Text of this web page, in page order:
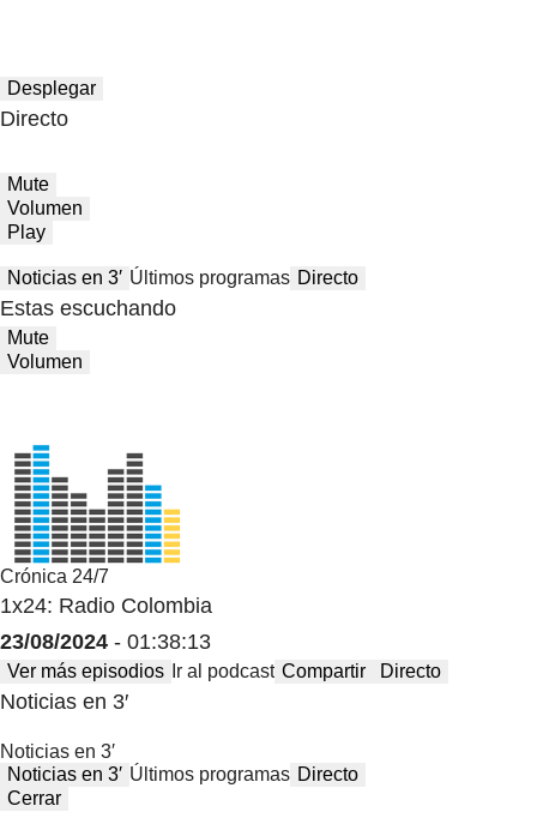
Desplegar
Directo
Mute
Volumen
Play
Noticias en 3′ Últimos programas Directo
Estas escuchando
Mute
Volumen
Crónica 24/7
1x24: Radio Colombia
23/08/2024 - 01:38:13
Ver más episodios Ir al podcast Compartir Directo
Noticias en 3′
Noticias en 3′
Noticias en 3′ Últimos programas Directo
Cerrar